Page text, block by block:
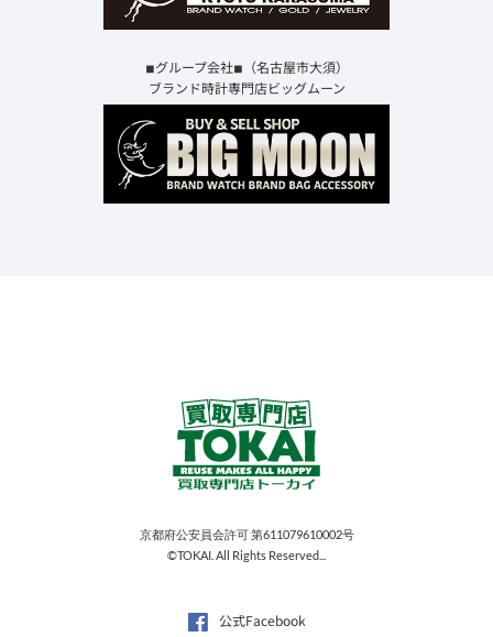
◾︎グループ会社◾︎（名古屋市大須）
ブランド時計専門店ビッグムーン
京都府公安員会許可 第611079610002号
©TOKAI. All Rights Reserved...
公式Facebook